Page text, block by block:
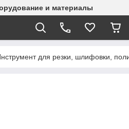
и материалы
для резки, шлифовки,